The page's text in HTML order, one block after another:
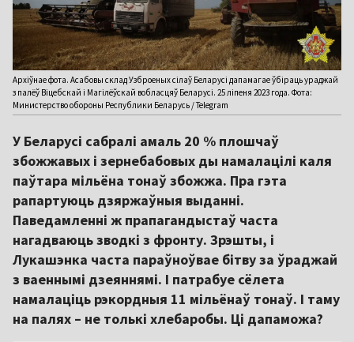
Архіўнае фота. Асабовы склад Узброеных сілаў Беларусі дапамагае ўбіраць ураджай
з палёў Віцебскай і Магілёўскай вобласцяў Беларусі. 25 ліпеня 2023 года. Фота:
Министерство обороны Республики Беларусь / Telegram
У Беларусі сабралі амаль 20 % плошчаў
збожжавых і зернебабовых ды намалацілі каля
паўтара мільёна тонаў збожжа. Пра гэта
рапартуюць дзяржаўныя выданні.
Паведамленні ж прапагандыстаў часта
нагадваюць зводкі з фронту. Зрэшты, і
Лукашэнка часта параўноўвае бітву за ўраджай
з ваеннымі дзеяннямі. І патрабуе сёлета
намалаціць рэкордныя 11 мільёнаў тонаў. І таму
на палях – не толькі хлебаробы. Ці дапаможа?